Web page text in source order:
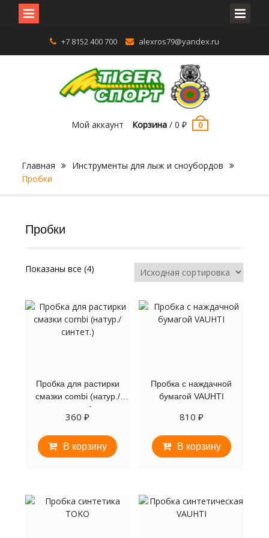
содержимому
+7 8152 400 700 alexros79@yandex.ru
Мой аккаунт Корзина /0₽ 0
Главная
Инструменты для лыж и сноубордов
Пробки
Пробки
Показаны все (4)
Пробка для растирки
смазки combi (натур./
синтет.)
360₽
В корзину
Пробка с наждачной
бумагой VAUHTI
810 ₽
В корзину